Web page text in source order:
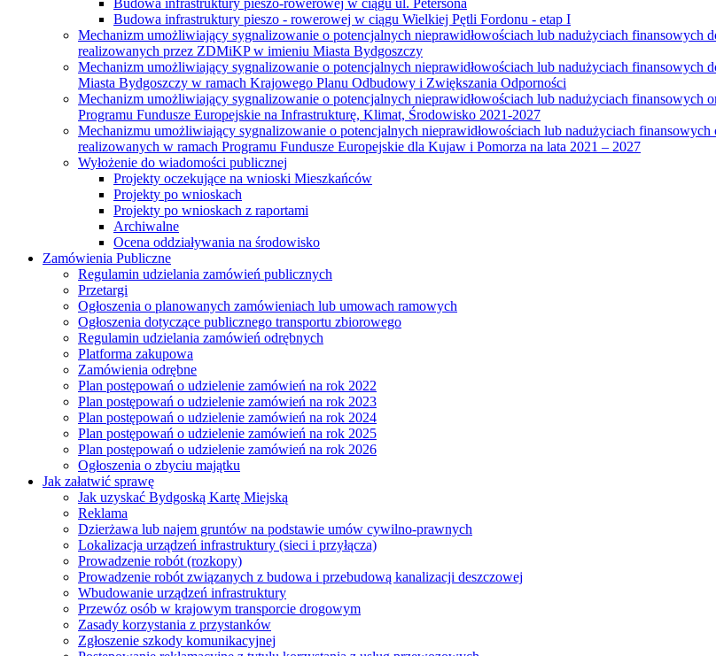
Budowa infrastruktury pieszo - rowerowej w ciągu Wielkiej Pętli Fordonu - etap I
Mechanizm umożliwiający sygnalizowanie o potencjalnych nieprawidłowościach lub nadużyciach finansowych
realizowanych przez ZDMiKP w imieniu Miasta Bydgoszczy
Mechanizm umożliwiający sygnalizowanie o potencjalnych nieprawidłowościach lub nadużyciach
Miasta Bydgoszczy w ramach Krajowego Planu Odbudowy i Zwiększania Odporności
Mechanizm umożliwiający sygnalizowanie o potencjalnych nieprawidłowościach lub nadużyciach
Programu Fundusze Europejskie na Infrastrukturę, Klimat, Środowisko 2021-2027
Mechanizmu umożliwiający sygnalizowanie o potencjalnych nieprawidłowościach lub nadużyciach
realizowanych w ramach Programu Fundusze Europejskie dla Kujaw i Pomorza na lata 2021 – 2027
Wyłożenie do wiadomości publicznej
Projekty oczekujące na wnioski Mieszkańców
Projekty po wnioskach
Projekty po wnioskach z raportami
Archiwalne
Ocena oddziaływania na środowisko
Zamówienia Publiczne
Regulamin udzielania zamówień publicznych
Przetargi
Ogłoszenia o planowanych zamówieniach lub umowach ramowych
Ogłoszenia dotyczące publicznego transportu zbiorowego
Regulamin udzielania zamówień odrębnych
Platforma zakupowa
Zamówienia odrębne
Plan postępowań o udzielenie zamówień na rok 2022
Plan postępowań o udzielenie zamówień na rok 2023
Plan postępowań o udzielenie zamówień na rok 2024
Plan postępowań o udzielenie zamówień na rok 2025
Plan postępowań o udzielenie zamówień na rok 2026
Ogłoszenia o zbyciu majątku
Jak załatwić sprawę
Jak uzyskać Bydgoską Kartę Miejską
Reklama
Dzierżawa lub najem gruntów na podstawie umów cywilno-prawnych
Lokalizacja urządzeń infrastruktury (sieci i przyłącza)
Prowadzenie robót (rozkopy)
Prowadzenie robót związanych z budowa i przebudową kanalizacji deszczowej
Wbudowanie urządzeń infrastruktury
Przewóz osób w krajowym transporcie drogowym
Zasady korzystania z przystanków
Zgłoszenie szkody komunikacyjnej